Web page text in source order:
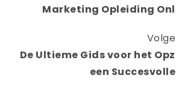
Marketing Opleiding
De Ultieme Gids voor het
een